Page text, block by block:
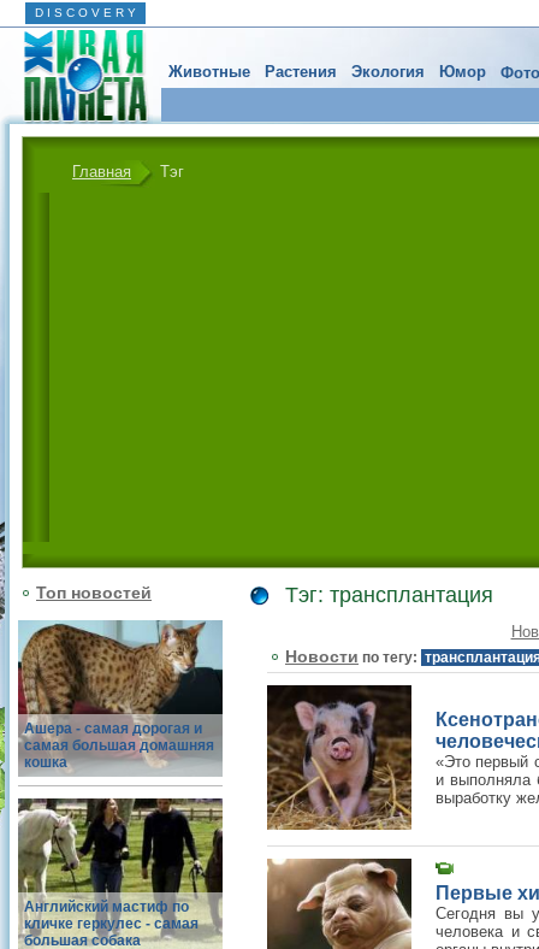
D I S C O V E R Y
Животные Растения Экология Юмор
Главная Тэг
Топ новостей
Ашера - самая дорогая и
самая большая домашняя
кошка
Английский мастиф по
кличке геркулес - самая
большая собака
Тэг: трансплантация
Новости по тегу:
«Это первый
и выполняла
выработку
Первые
Сегодня вы
человека и